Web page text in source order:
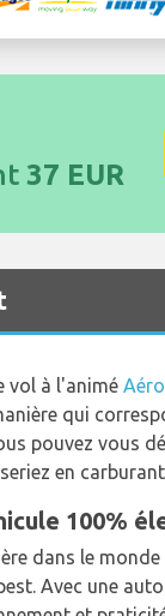
37 EUR
vol à l'animé
qui
pouvez vous
en
100%
dans le
Avec une